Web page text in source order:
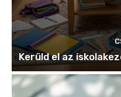
Kerüld el az